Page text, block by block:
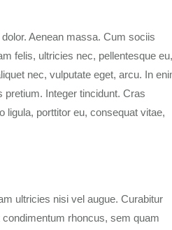
Aenean massa. Cum sociis
felis, ultricies nec, pellentesque eu,
nec, vulputate eget, arcu. In
Integer tincidunt. Cras
ligula, porttitor eu, consequat vitae,
ultricies nisi vel augue. Curabitur
rhoncus, sem quam